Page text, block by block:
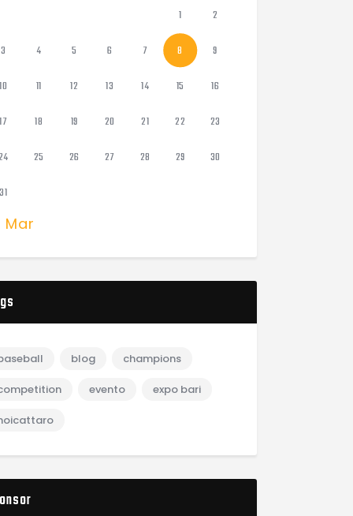
1 2
3 4 5 6 7 8 9
10 11 12 13 14 15 16
17 18 19 20 21 22 23
25 26 27 28 29 30
31
Mar
blog champions
evento expo bari